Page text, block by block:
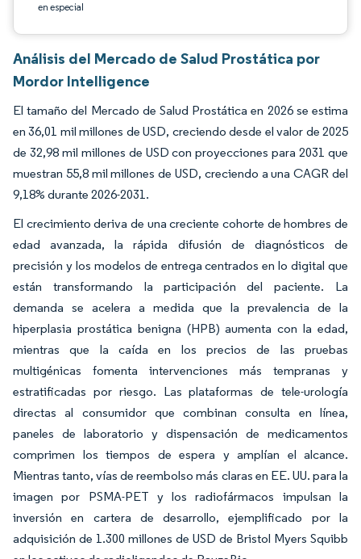
en especial
Análisis del Mercado de Salud Prostática por
Mordor Intelligence
El tamaño del Mercado de Salud Prostática en 2026 se estima
en 36,01 mil millones de USD, creciendo desde el valor de 2025
de 32,98 mil millones de USD con proyecciones para 2031 que
muestran 55,8 mil millones de USD, creciendo a una CAGR del
9,18% durante 2026-2031.
El crecimiento deriva de una creciente cohorte de hombres de
edad avanzada, la rápida difusión de diagnósticos de
precisión y los modelos de entrega centrados en lo digital que
están transformando la participación del paciente. La
demanda se acelera a medida que la prevalencia de la
hiperplasia prostática benigna (HPB) aumenta con la edad,
mientras que la caída en los precios de las pruebas
multigénicas fomenta intervenciones más tempranas y
estratificadas por riesgo. Las plataformas de tele-urología
directas al consumidor que combinan consulta en línea,
paneles de laboratorio y dispensación de medicamentos
comprimen los tiempos de espera y amplían el alcance.
Mientras tanto, vías de reembolso más claras en EE. UU. para la
imagen por PSMA-PET y los radiofármacos impulsan la
inversión en cartera de desarrollo, ejemplificado por la
adquisición de 1.300 millones de USD de Bristol Myers Squibb